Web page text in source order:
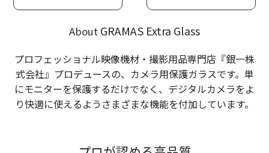
About GRAMAS Extra Glass
プロフェッショナル映像機材・撮影用品専門店『銀一株
式会社』プロデュースの、カメラ用保護ガラスです。単
にモニターを保護するだけでなく、デジタルカメラをよ
り快適に使えるようさまざまな機能を付加しています。